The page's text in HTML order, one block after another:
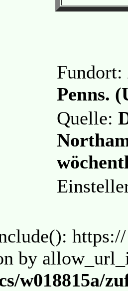
Fundort:
Penns.
Quelle:
by
w018815a/